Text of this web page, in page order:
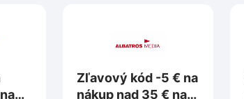
Zľavový kód -5 € na
nákup nad 35 € na